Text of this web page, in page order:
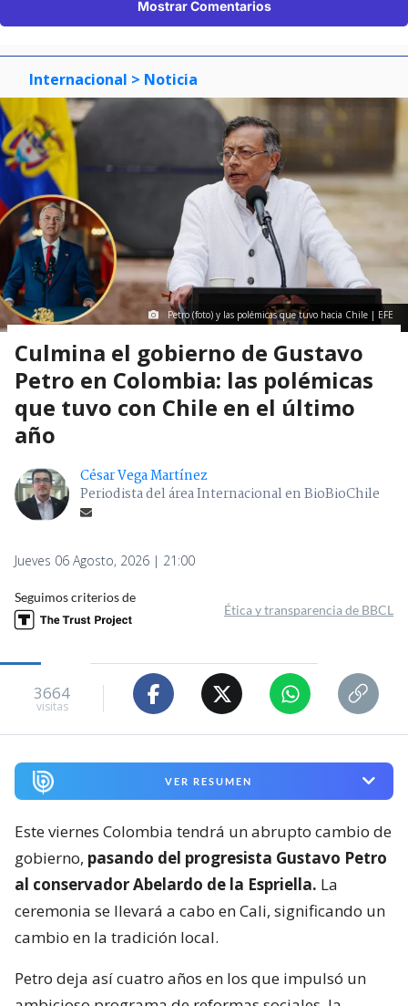
Mostrar Comentarios
Internacional > Noticia
Petro (foto) y las polémicas que tuvo hacia Chile | EFE
Culmina el gobierno de Gustavo
Petro en Colombia: las polémicas
que tuvo con Chile en el último
año
César Vega Martínez
Periodista del área Internacional en BioBioChile
Jueves 06 Agosto, 2026 | 21:00
Seguimos criterios de
Ética y transparencia de BBCL
3664
visitas
VER RESUMEN
Este viernes Colombia tendrá un abrupto cambio de
gobierno, pasando del progresista Gustavo Petro
al conservador Abelardo de la Espriella. La
ceremonia se llevará a cabo en Cali, significando un
cambio en la tradición local.
Petro deja así cuatro años en los que impulsó un